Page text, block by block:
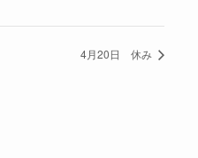
4月20日 休み